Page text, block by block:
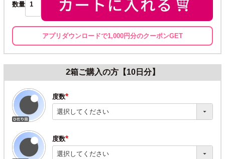
数量
アプリダウンロードで1,000円分のクーポンGET
2箱ご購入の方【10日分】
度数
(必
須)
度数
(必
須)